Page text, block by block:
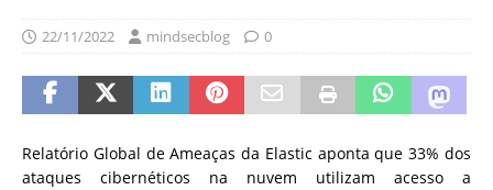
22/11/2022 mindsecblog 0
Relatório Global de Ameaças da Elastic aponta que 33% dos
ataques cibernéticos na nuvem utilizam acesso a